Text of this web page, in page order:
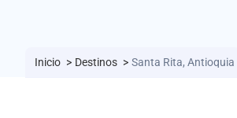
Inicio > Destinos > Santa Rita, Antioquia